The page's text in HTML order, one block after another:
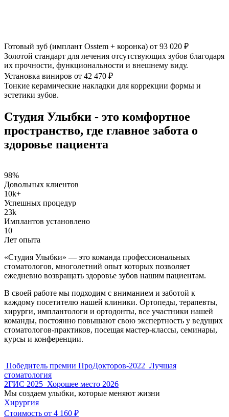
Готовый зуб (имплант Osstem + коронка) от 93 020 ₽
Золотой стандарт для лечения отсутствующих зубов благодаря
их прочности, функциональности и внешнему виду.
Установка виниров от 42 470 ₽
Тонкие керамические накладки для коррекции формы и
эстетики зубов.
Студия Улыбки - это комфортное
пространство, где главное забота о
здоровье пациента
98%
Довольных клиентов
10k+
Успешных процедур
23k
Имплантов установлено
10
Лет опыта
«Студия Улыбки» — это команда профессиональных
стоматологов, многолетний опыт которых позволяет
ежедневно возвращать здоровье зубов нашим пациентам.
В своей работе мы подходим с вниманием и заботой к
каждому посетителю нашей клиники. Ортопеды, терапевты,
хирурги, имплантологи и ортодонты, все участники нашей
команды, постоянно повышают свою экспертность у ведущих
стоматологов-практиков, посещая мастер-классы, семинары,
курсы и конференции.
Победитель премии ПроДокторов-2022 Лучшая
стоматология
2ГИС 2025 Хорошее место 2026
Мы создаем улыбки, которые меняют жизни
Хирургия
Стоимость от 4 160 ₽